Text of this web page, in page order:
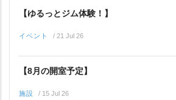
【ゆるっとジム体験！】
イベント / 21 Jul 26
【8月の開室予定】
施設 / 15 Jul 26